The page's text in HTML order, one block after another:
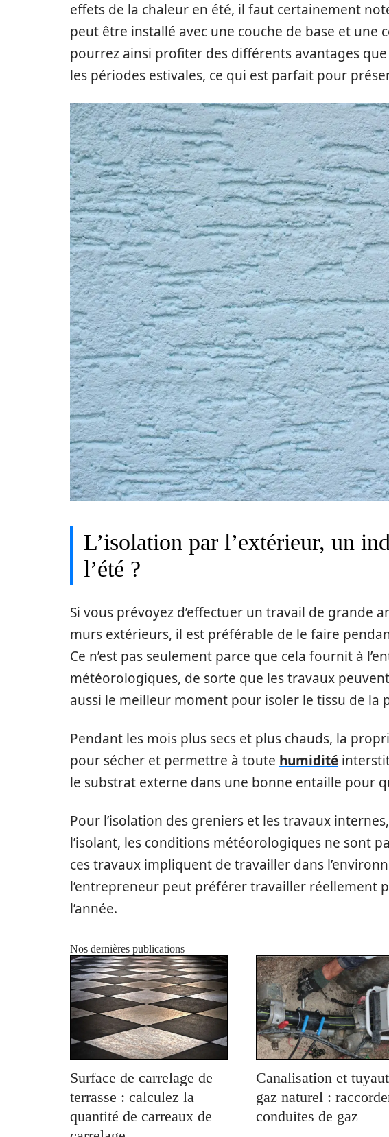
effets de la chaleur en été, il faut certainement
peut être installé avec une couche de base et une
pourrez ainsi profiter des différents avantages
les périodes estivales, ce qui est parfait pour
L’isolation par l’extérieur, un
l’été ?
Si vous prévoyez d’effectuer un travail de grande
murs extérieurs, il est préférable de le faire
Ce n’est pas seulement parce que cela fournit à
météorologiques, de sorte que les travaux
aussi le meilleur moment pour isoler le tissu de la
Pendant les mois plus secs et plus chauds, la
pour sécher et permettre à toute humidité
le substrat externe dans une bonne entaille pour
Pour l’isolation des greniers et les travaux
l’isolant, les conditions météorologiques ne sont
ces travaux impliquent de travailler dans
l’entrepreneur peut préférer travailler réellement
l’année.
Nos dernières publications
Surface de carrelage de
terrasse : calculez la
quantité de carreaux de
Canalisation et
gaz naturel :
conduites de gaz